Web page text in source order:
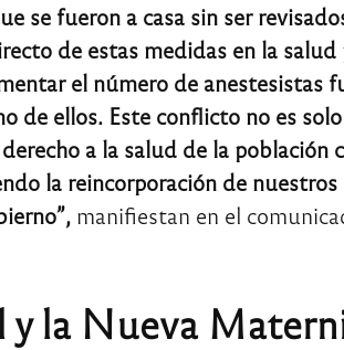
se fueron a casa sin ser
de estas medidas en la salud
el número de anestesistas
de ellos. Este conflicto no es
a la salud de la población
la reincorporación de nuestros
manifiestan en el
y la Nueva